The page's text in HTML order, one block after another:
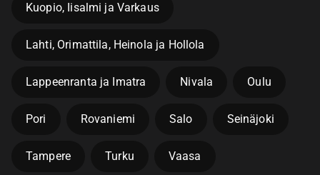
Kuopio, Iisalmi ja Varkaus
Lahti, Orimattila, Heinola ja Hollola
Lappeenranta ja Imatra Nivala Oulu
Pori Rovaniemi Salo Seinäjoki
Tampere Turku Vaasa